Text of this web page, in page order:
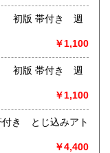
す。
ご相談ください。
年始は3日正午よ
」 初版 帯付き 週
￥1,100
」 初版 帯付き 週
￥1,100
き とじ込みアト
￥4,400